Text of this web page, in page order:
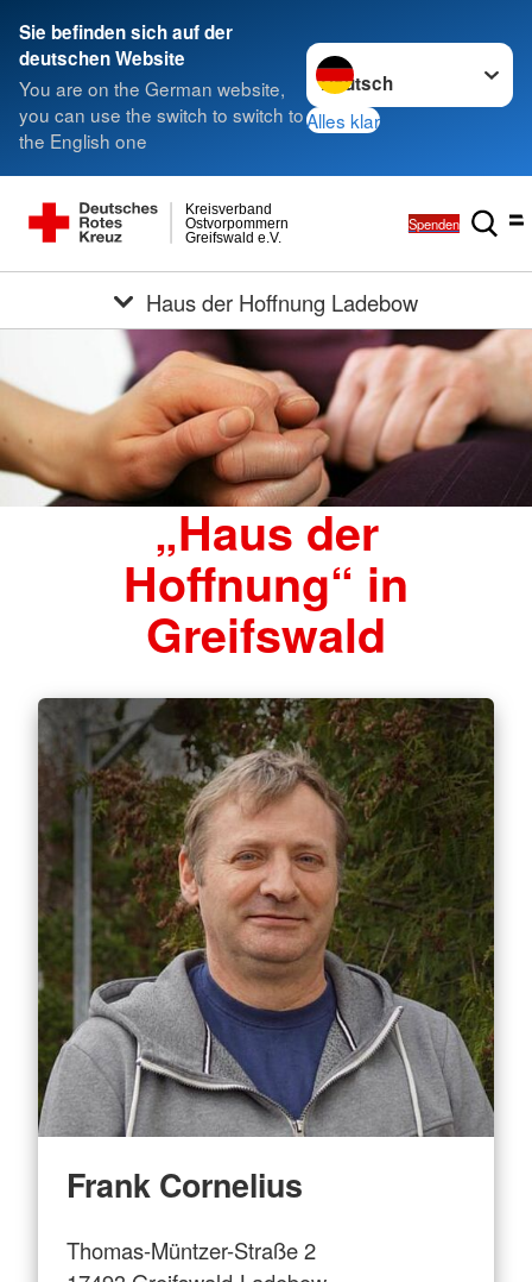
Sie befinden sich auf der
deutschen Website
You are on the German website,
you can use the switch to switch to
the English one
Sprache wechseln zu
Alles klar
Greifswald e.V.
Ostvorpommern
Kreisverband
Spenden
Haus der Hoffnung Ladebow
„Haus der
Hoffnung“ in
Greifswald
Frank Cornelius
Thomas-Müntzer-Straße 2